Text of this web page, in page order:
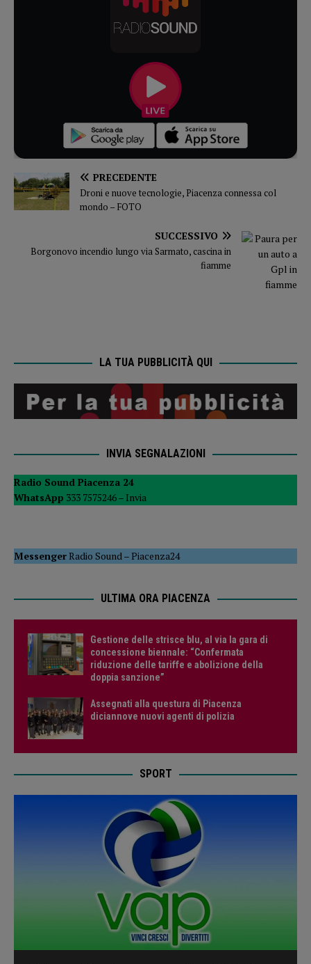
PRECEDENTE
Droni e nuove tecnologie, Piacenza connessa col
mondo – FOTO
SUCCESSIVO
Borgonovo incendio lungo via Sarmato, cascina in
fiamme
LA TUA PUBBLICITÀ QUI
INVIA SEGNALAZIONI
Radio Sound Piacenza 24
WhatsApp 333 7575246 – Invia
MessengerRadio Sound–Piacenza24
ULTIMA ORA PIACENZA
Gestione delle strisce blu, al via la gara di
concessione biennale: “Confermata
riduzione delle tariffe e abolizione della
doppia sanzione”
Assegnati alla questura di Piacenza
diciannove nuovi agenti di polizia
SPORT